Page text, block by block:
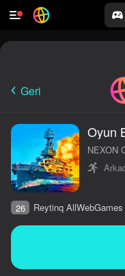
Geri
Oyun
NEXON
26 Reytinq AllWebGames